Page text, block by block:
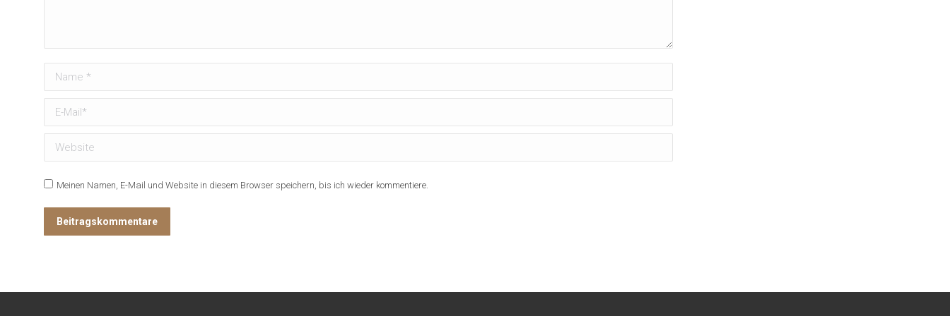
Name *
E-Mail *
Website
Meinen Namen, E-Mail und Website in diesem Browser speichern, bis ich wieder kommentiere.
Beitragskommentare